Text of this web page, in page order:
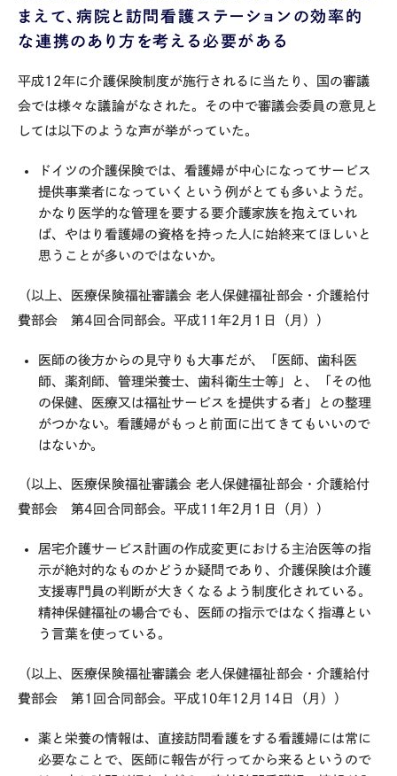
まえて、病院と訪問看護ステーションの効率的
な連携のあり方を考える必要がある
平成12年に介護保険制度が施行されるに当たり、国の審議
会では様々な議論がなされた。その中で審議会委員の意見と
しては以下のような声が挙がっていた。
ドイツの介護保険では、看護婦が中心になってサービス
提供事業者になっていくという例がとても多いようだ。
かなり医学的な管理を要する要介護家族を抱えていれ
ば、やはり看護婦の資格を持った人に始終来てほしいと
思うことが多いのではないか。
（以上、医療保険福祉審議会 老人保健福祉部会・介護給付
費部会 第4 回合同部会。平成11年2 月 1 日（月））
医師の後方からの見守りも大事だが、「医師、歯科医
師、薬剤師、管理栄養士、歯科衛生士等」と、「その他
の保健、医療又は福祉サービスを提供する者」との整理
がつかない。看護婦がもっと前面に出てきてもいいので
はないか。
（以上、医療保険福祉審議会 老人保健福祉部会・介護給付
費部会 第4 回合同部会。平成11年2 月 1 日（月））
居宅介護サービス計画の作成変更における主治医等の指
示が絶対的なものかどうか疑問であり、介護保険は介護
支援専門員の判断が大きくなるよう制度化されている。
精神保健福祉の場合でも、医師の指示ではなく指導とい
う言葉を使っている。
（以上、医療保険福祉審議会 老人保健福祉部会・介護給付
費部会 第1 回合同部会。平成10年12 月 14 日（月））
薬と栄養の情報は、直接訪問看護をする看護婦には常に
必要なことで、医師に報告が行ってから来るというので